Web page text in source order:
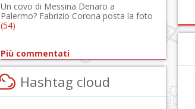
Un covo di Messina Denaro a
Palermo? Fabrizio Corona posta la foto
(54)
Più commentati
Hashtag cloud